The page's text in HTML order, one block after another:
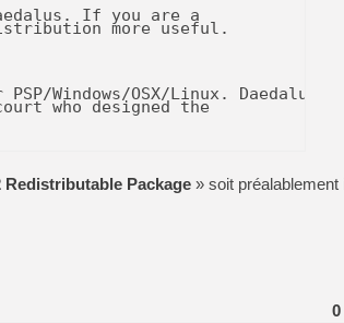
[GK] Test : Big Walk est le
[GK] Starsand Island : la
[GK] La Xbox Series X
[GK] Moonlighter 2 : The
If you are a
more useful.
Windows/OSX/Linux. Daedalus is
who designed the
hulkholden/daedalus
always be available there
To open a rom, just drag it to the
Package » soit préalablement
0